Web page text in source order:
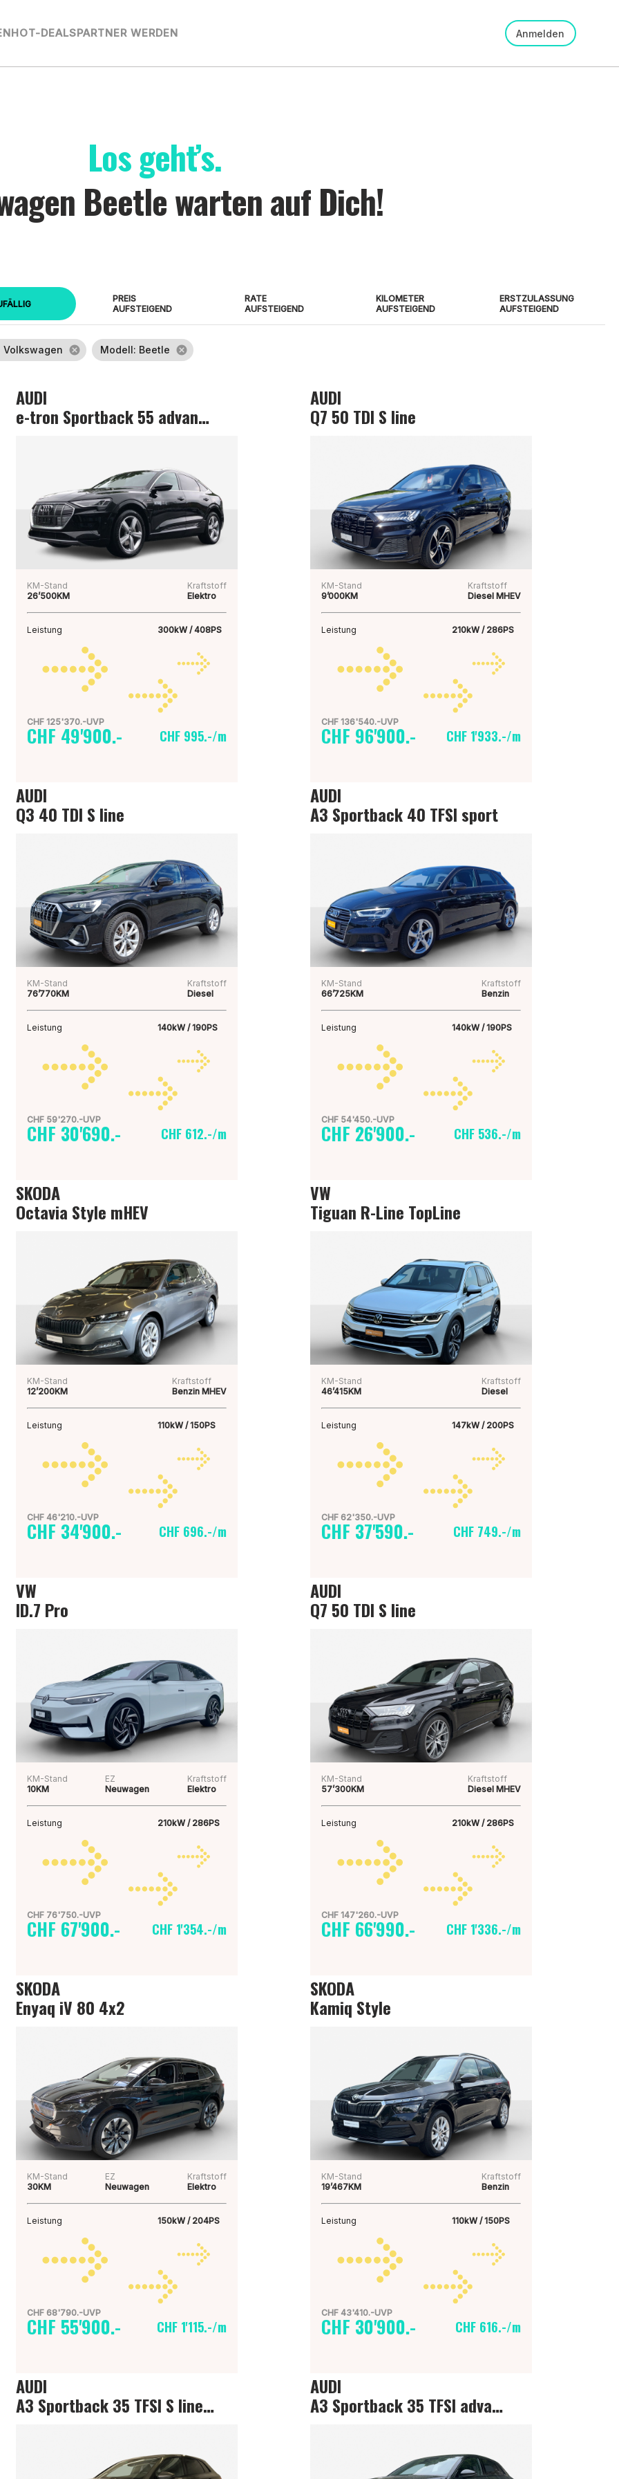
HOT-DEALSPARTNER WERDEN Anmelden
Los geht’s.
Beetle warten auf Dich!
PREIS
AUFSTEIGEND
RATE
AUFSTEIGEND
KILOMETER
AUFSTEIGEND
ERSTZULASSUNG
AUFSTEIGEND
Volkswagen cancel Modell: Beetle cancel
AUDI
e-tron Sportback 55 advanced
KM-Stand
26’500KM
Kraftstoff
Elektro
Leistung 300kW / 408PS
CHF 125'370.-UVP
CHF 49'900.- CHF 995.-/m
AUDI
Q7 50 TDI S line
KM-Stand
9’000KM
Kraftstoff
Diesel MHEV
Leistung 210kW / 286PS
CHF 136'540.-UVP
CHF 96'900.- CHF 1'933.-/m
AUDI
Q3 40 TDI S line
KM-Stand
76’770KM
Kraftstoff
Diesel
Leistung 140kW / 190PS
CHF 59'270.-UVP
CHF 30'690.- CHF 612.-/m
AUDI
A3 Sportback 40 TFSI sport
KM-Stand
66’725KM
Kraftstoff
Benzin
Leistung 140kW / 190PS
CHF 54'450.-UVP
CHF 26'900.- CHF 536.-/m
SKODA
Octavia Style mHEV
KM-Stand
12’200KM
Kraftstoff
Benzin MHEV
Leistung 110kW / 150PS
CHF 46'210.-UVP
CHF 34'900.- CHF 696.-/m
VW
Tiguan R-Line TopLine
KM-Stand
46’415KM
Kraftstoff
Diesel
Leistung 147kW / 200PS
CHF 62'350.-UVP
CHF 37'590.- CHF 749.-/m
VW
ID.7 Pro
KM-Stand
10KM
EZ
Neuwagen
Kraftstoff
Elektro
Leistung 210kW / 286PS
CHF 76'750.-UVP
CHF 67'900.- CHF 1'354.-/m
AUDI
Q7 50 TDI S line
KM-Stand
57’300KM
Kraftstoff
Diesel MHEV
Leistung 210kW / 286PS
CHF 147'260.-UVP
CHF 66'990.- CHF 1'336.-/m
SKODA
Enyaq iV 80 4x2
KM-Stand
30KM
EZ
Neuwagen
Kraftstoff
Elektro
Leistung 150kW / 204PS
CHF 68'790.-UVP
CHF 55'900.- CHF 1'115.-/m
SKODA
Kamiq Style
KM-Stand
19’467KM
Kraftstoff
Benzin
Leistung 110kW / 150PS
CHF 43'410.-UVP
CHF 30'900.- CHF 616.-/m
AUDI
A3 Sportback 35 TFSI S line Attraction
AUDI
A3 Sportback 35 TFSI advanced Attraction